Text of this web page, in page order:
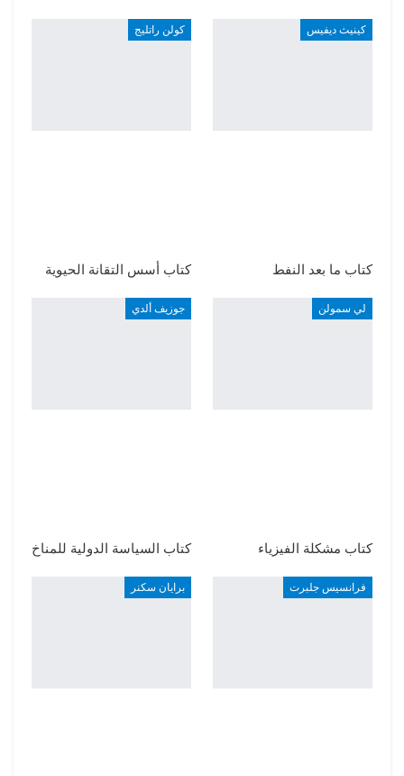
كينيث ديفيس
كتاب ما بعد النفط
كولن راتليج
كتاب أسس التقانة الحيوية
لي سمولن
كتاب مشكلة الفيزياء
جوزيف ألدي
كتاب السياسة الدولية للمناخ
فرانسيس جلبرت برايان سكنر